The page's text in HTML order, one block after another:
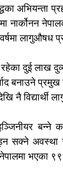
अभियन्ता
नार्कोनन
लागुऔषध
रहेका दुई लाख
बनाउने
देखि नै
बन्ने
सक्ने अवस्था
भएका ९९